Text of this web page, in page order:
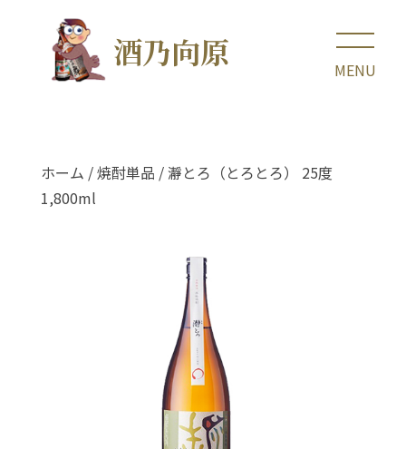
酒乃向原
ホーム /焼酎単品 / 瀞とろ（とろとろ） 25度
1,800ml